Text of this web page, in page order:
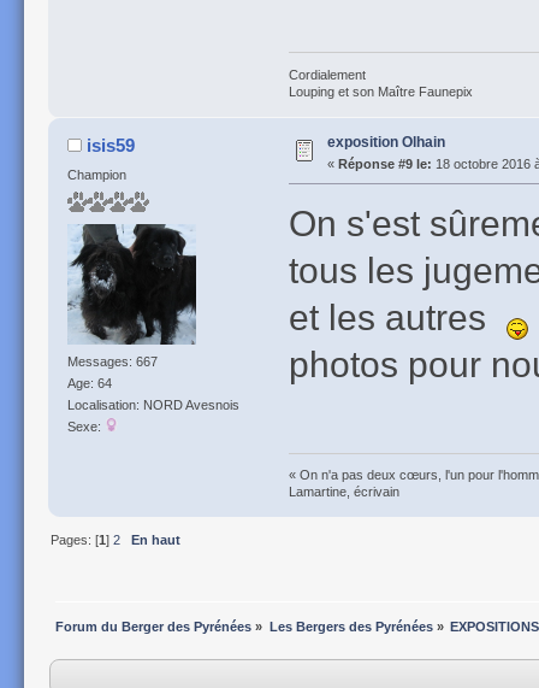
Cordialement
Louping et son Maître Faunepix
isis59
Champion
Messages: 667
Age: 64
Localisation: NORD Avesnois
Sexe:
exposition Olhain
« Réponse #9 le: 18 octobre 2016
On s'est
tous les
et les autres
photos pour
« On n'a pas deux cœurs, l'un pour
Lamartine, écrivain
Pages: [1]2 En haut
Forum du Berger des Pyrénées » Les Bergers des Pyrénées» EXPOSITIONS